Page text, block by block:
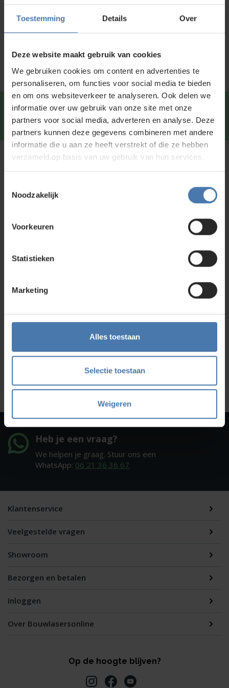
Toestemming Details Over
Deze website maakt gebruik van cookies
We gebruiken cookies om content en advertenties te
personaliseren, om functies voor social media te bieden
en om ons websiteverkeer te analyseren. Ook delen we
informatie over uw gebruik van onze site met onze
partners voor social media, adverteren en analyse. Deze
partners kunnen deze gegevens combineren met andere
informatie die u aan ze heeft verstrekt of die ze hebben
verzameld op basis van uw gebruik van hun services.
Noodzakelijk
Voorkeuren
Statistieken
Marketing
Alles toestaan
Selectie toestaan
Weigeren
Specificaties
Snel en direct contact?We beantwoorden je vragen
graag viaWhatsapp.
Kunt u niet vinden wat u zoekt?
Nieuwegein. Zelf rondkijken in de
kan ook. Ontdek
ons assortiment aan
, meetinstrumenten en
Direct en snel contact
Onze eigen service afdeling
Kom je langs?
Heb je een vraag?
We helpen je graag. Stuur ons een
WhatsApp: 06 21 36 36 67
Klantenservice
Veelgestelde vragen
Showroom
Bezorgen en betalen
Inloggen
Over Bouwlasersonline
Op de hoogte blijven?